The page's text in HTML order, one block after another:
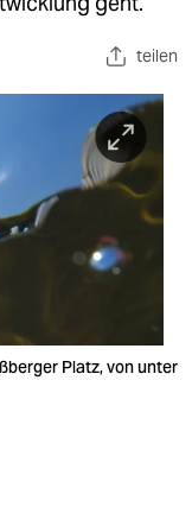
teilen
Platz, von unter